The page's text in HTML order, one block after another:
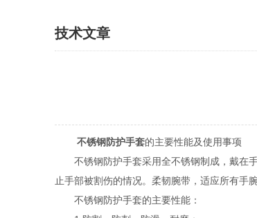
技术文章
不锈钢防护手套的主要性能及使用事项
不锈钢防护手套采用全不锈钢制成，戴在手
止手部被割伤的情况。柔韧腕带，适应所有手
不锈钢防护手套的主要性能：